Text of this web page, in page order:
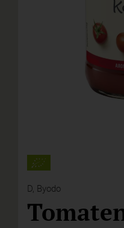
D, Byodo